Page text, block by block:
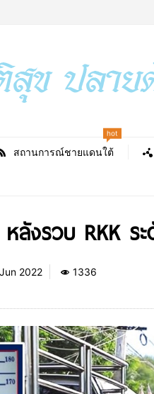
สถานการณ์ชายแดนใต้
hot
หลังรวบ RKK
2022 1336